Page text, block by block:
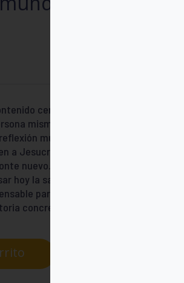
central del mensaje cristiano no
misma de Jesucristo, en la que se
muy luminosa sobre el corazón de
a Jesucristo como el Salvador vivo que
nuevo. Desde la confesión de Cristo
hoy la salvación, el diálogo
para quienes buscan
concreta de Jesús de Nazaret